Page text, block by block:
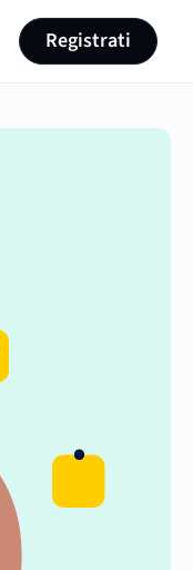
Registrati